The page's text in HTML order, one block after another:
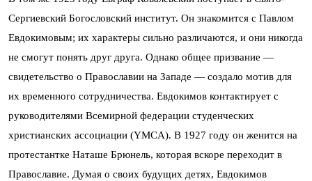
Сергиевский Богословский институт. Он знакомится с Павлом
Евдокимовым; их характеры сильно различаются, и они никогда
не смогут понять друг друга. Однако общее призвание —
свидетельство о Православии на Западе — создало мотив для
их временного сотрудничества. Евдокимов контактирует с
руководителями Всемирной федерации студенческих
христианских ассоциации (YMCA). В 1927 году он женится на
протестантке Наташе Брюнель, которая вскоре переходит в
Православие. Думая о своих будущих детях, Евдокимов